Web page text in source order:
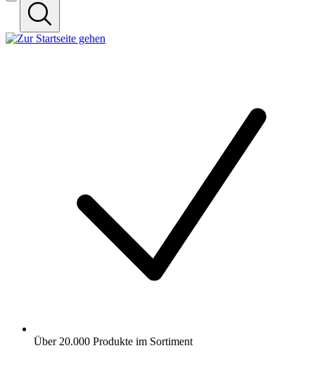
Über 20.000 Produkte im Sortiment